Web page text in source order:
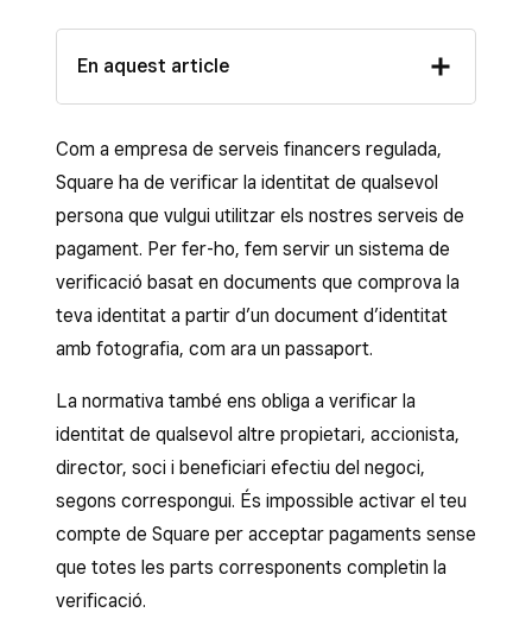
En aquest article
Com a empresa de serveis financers regulada,
Square ha de verificar la identitat de qualsevol
persona que vulgui utilitzar els nostres serveis de
pagament. Per fer-ho, fem servir un sistema de
verificació basat en documents que comprova la
teva identitat a partir d’un document d’identitat
amb fotografia, com ara un passaport.
La normativa també ens obliga a verificar la
identitat de qualsevol altre propietari, accionista,
director, soci i beneficiari efectiu del negoci,
segons correspongui. És impossible activar el teu
compte de Square per acceptar pagaments sense
que totes les parts corresponents completin la
verificació.